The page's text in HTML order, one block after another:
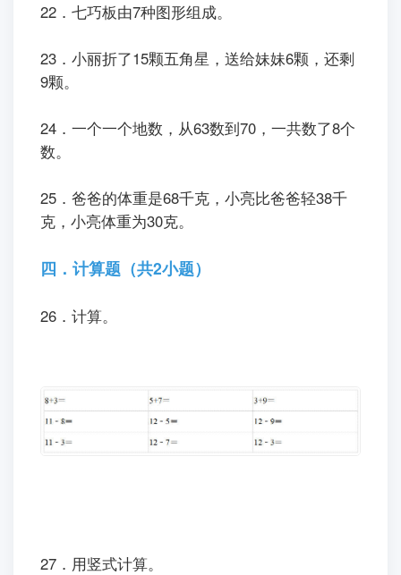
22．七巧板由7种图形组成。
23．小丽折了15颗五角星，送给妹妹6颗，还剩
9颗。
24．一个一个地数，从63数到70，一共数了8个
数。
25．爸爸的体重是68千克，小亮比爸爸轻38千
克，小亮体重为30克。
四．计算题（共2小题）
26．计算。
27．用竖式计算。